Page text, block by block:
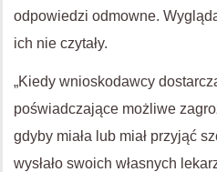
odpowiedzi odmowne.
ich nie czytały.
„Kiedy wnioskodawcy
poświadczające możliwe
gdyby miała lub miał przyjąć
wysłało swoich własnych